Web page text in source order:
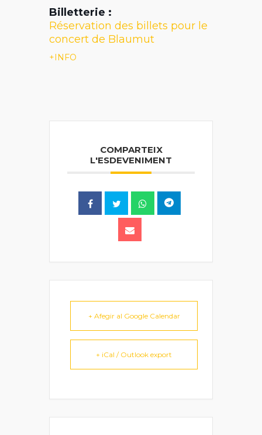
Billetterie :
Réservation des billets pour le
concert de Blaumut
+INFO
COMPARTEIX
L'ESDEVENIMENT
+ Afegir al Google Calendar
+ iCal / Outlook export